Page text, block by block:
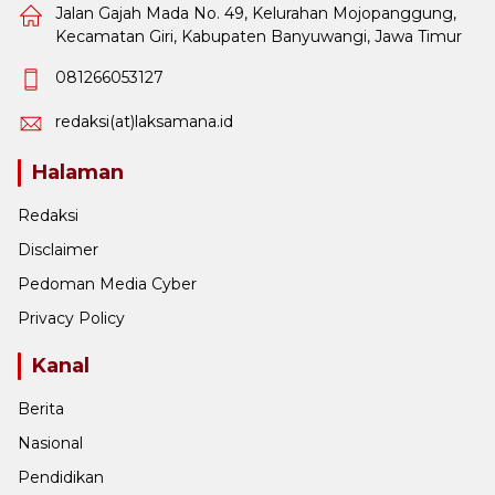
Jalan Gajah Mada No. 49, Kelurahan Mojopanggung,
Kecamatan Giri, Kabupaten Banyuwangi, Jawa Timur
081266053127
redaksi(at)laksamana.id
Halaman
Redaksi
Disclaimer
Pedoman Media Cyber
Privacy Policy
Kanal
Berita
Nasional
Pendidikan